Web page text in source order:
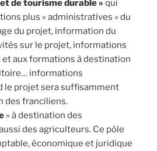
et de tourisme durable » qui
plus « administratives » du
du projet, information du
sur le projet, informations
aux formations à destination
informations
le projet sera suffisamment
des franciliens.
» à destination des
des agriculteurs. Ce pôle
économique et juridique